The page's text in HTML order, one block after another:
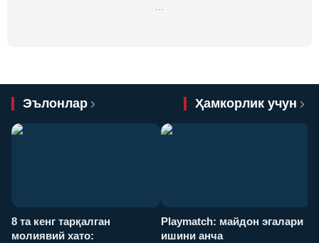
…
Эълонлар Ҳамкорлик учун
8 та кенг тарқалган
молиявий хато:
Playmatch: майдон эгалари
ишини анча